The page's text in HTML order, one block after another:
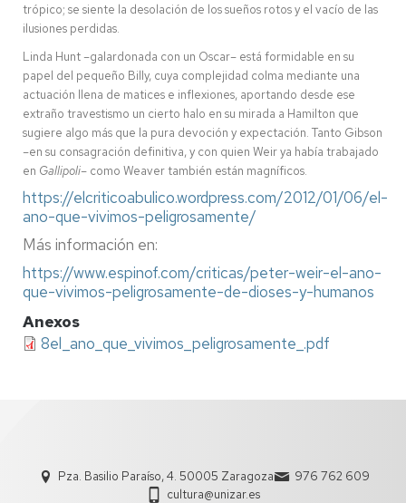
trópico; se siente la desolación de los sueños rotos y el vacío de las
ilusiones perdidas.
Linda Hunt –galardonada con un Oscar– está formidable en su
papel del pequeño Billy, cuya complejidad colma mediante una
actuación llena de matices e inflexiones, aportando desde ese
extraño travestismo un cierto halo en su mirada a Hamilton que
sugiere algo más que la pura devoción y expectación. Tanto Gibson
–en su consagración definitiva, y con quien Weir ya había trabajado
en Gallipoli– como Weaver también están magníficos.
https://elcriticoabulico.wordpress.com/2012/01/06/el-
ano-que-vivimos-peligrosamente/
Más información en:
https://www.espinof.com/criticas/peter-weir-el-ano-
que-vivimos-peligrosamente-de-dioses-y-humanos
Anexos
8el_ano_que_vivimos_peligrosamente_.pdf
Pza. Basilio Paraíso, 4. 50005 Zaragoza
976 762 609
cultura@unizar.es